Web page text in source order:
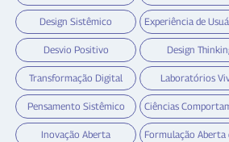
Design Sistêmico Experiência de
Desvio Positivo Design
Transformação Digital Laboratórios
Pensamento Sistêmico Ciências
Inovação Aberta Formulação Aberta